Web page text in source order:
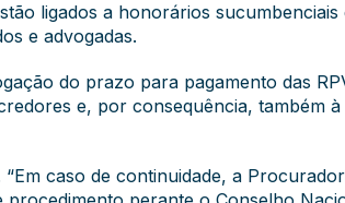
ligados a honorários
e advogadas.
do prazo para pagamento das
e, por consequência, também
caso de continuidade, a